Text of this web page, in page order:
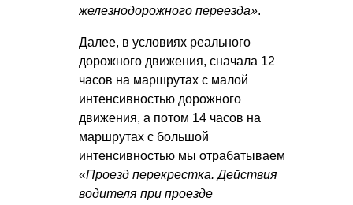
железнодорожного переезда».
Далее, в условиях реального
дорожного движения, сначала 12
часов на маршрутах с малой
интенсивностью дорожного
движения, а потом 14 часов на
маршрутах с большой
интенсивностью мы отрабатываем
«Проезд перекрестка. Действия
водителя при проезде